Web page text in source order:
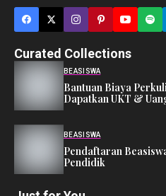
Curated Collections
BEASISWA
Bantuan Biaya
Dapatkan UKT &
BEASISWA
Pendaftaran
Pendidik